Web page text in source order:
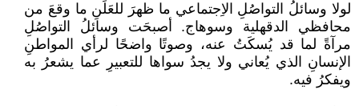
لولا وسائلُ التواصُلِ الاِجتماعي ما ظهرَ للعَلَنِ ما وقعَ من
محافظي الدقهلية وسوهاج. أصبحَت وسائلُ التواصُلِ
مرآةً لما قد يُسكَتُ عنه، وصوتًا واضحًا لرأي المواطنِ
الإنسانِ الذي يُعاني ولا يجدُ سواها للتعبيرِ عما يشعرُ به
ويفكرُ فيه.